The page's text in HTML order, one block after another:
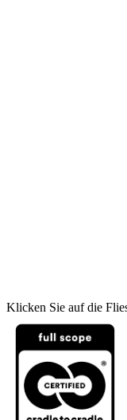
Klicken Sie auf die